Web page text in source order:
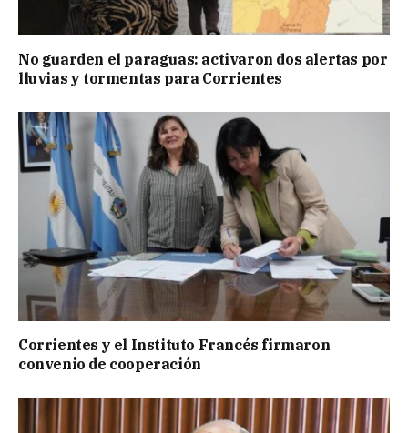
No guarden el paraguas: activaron dos alertas por
lluvias y tormentas para Corrientes
Corrientes y el Instituto Francés firmaron
convenio de cooperación